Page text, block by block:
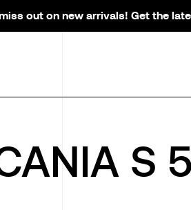
S
miss out on new arrivals! Get the